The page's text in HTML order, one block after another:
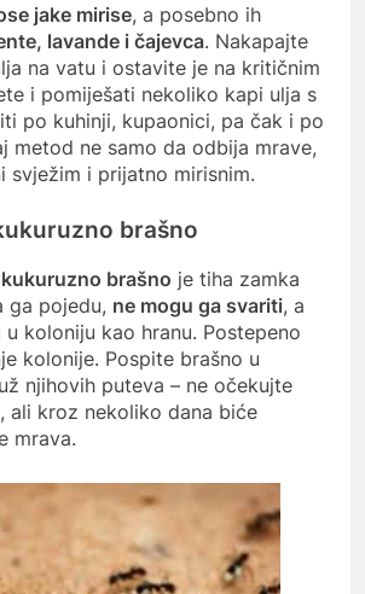
jake mirise, a posebno ih
lavande i čajevca. Nakapajte
na vatu i ostavite je na kritičnim
i pomiješati nekoliko kapi ulja s
po kuhinji, kupaonici, pa čak i po
metod ne samo da odbija mrave,
svježim i prijatno mirisnim.
brašno
kukuruzno brašno je tiha zamka
ga pojedu, ne mogu ga svariti, a
koloniju kao hranu. Postepeno
kolonije. Pospite brašno u
njihovih puteva – ne očekujte
ali kroz nekoliko dana biće
mrava.